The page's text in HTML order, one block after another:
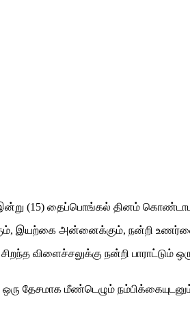
இன்று (15) தைப்பொங்கல் தினம்
இயற்கை அன்னைக்கும், நன்றி
நன்றி பாராட்டும் ஒரு
மீண்டெழும் நம்பிக்கையுடனும்